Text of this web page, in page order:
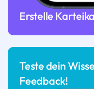
Erstelle
Teste dein
Feedback!